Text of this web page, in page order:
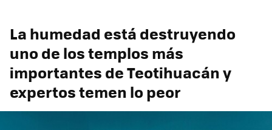
La humedad está destruyendo
uno de los templos más
importantes de Teotihuacán y
expertos temen lo peor